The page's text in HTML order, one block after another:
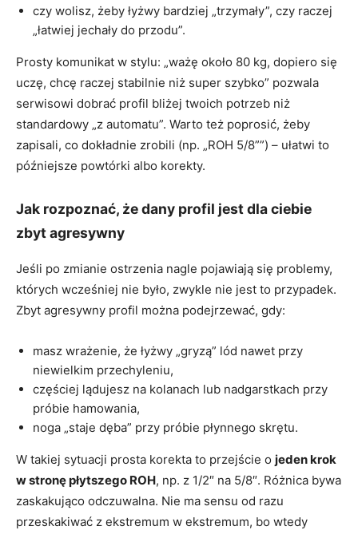
czy wolisz, żeby łyżwy bardziej „trzymały”, czy raczej
„łatwiej jechały do przodu”.
Prosty komunikat w stylu: „ważę około 80 kg, dopiero się
uczę, chcę raczej stabilnie niż super szybko” pozwala
serwisowi dobrać profil bliżej twoich potrzeb niż
standardowy „z automatu”. Warto też poprosić, żeby
zapisali, co dokładnie zrobili (np. „ROH 5/8””) – ułatwi to
późniejsze powtórki albo korekty.
Jak rozpoznać, że dany profil jest dla ciebie
zbyt agresywny
Jeśli po zmianie ostrzenia nagle pojawiają się problemy,
których wcześniej nie było, zwykle nie jest to przypadek.
Zbyt agresywny profil można podejrzewać, gdy:
masz wrażenie, że łyżwy „gryzą” lód nawet przy
niewielkim przechyleniu,
częściej lądujesz na kolanach lub nadgarstkach przy
próbie hamowania,
noga „staje dęba” przy próbie płynnego skrętu.
W takiej sytuacji prosta korekta to przejście o jeden krok
w stronę płytszego ROH, np. z 1/2″ na 5/8″. Różnica bywa
zaskakująco odczuwalna. Nie ma sensu od razu
przeskakiwać z ekstremum w ekstremum, bo wtedy